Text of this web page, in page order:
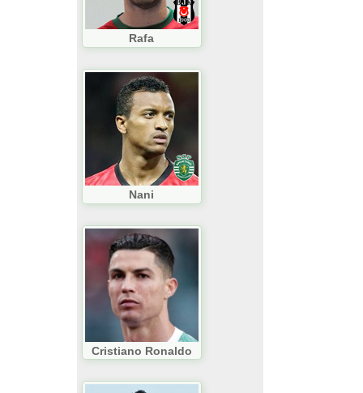
Rafa
Nani
Cristiano Ronaldo